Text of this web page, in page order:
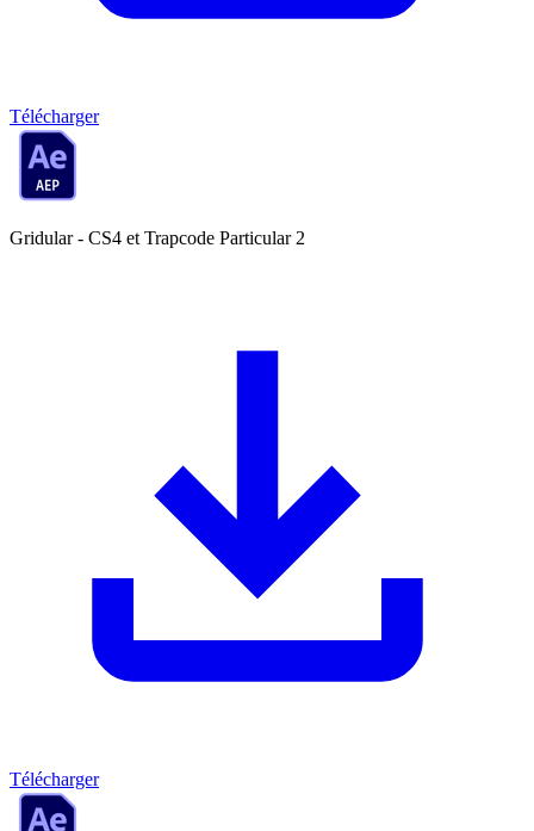
Télécharger
Gridular - CS4 et Trapcode Particular 2
Télécharger